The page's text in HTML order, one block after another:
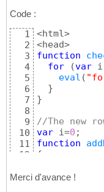
Code :
1
2
3
4
5
6
7
8
9
10
11
12
14
<html>
function
for
(var i
eval (
}
}
//The new
var i=0
function
{
var row =
Merci d'avance !